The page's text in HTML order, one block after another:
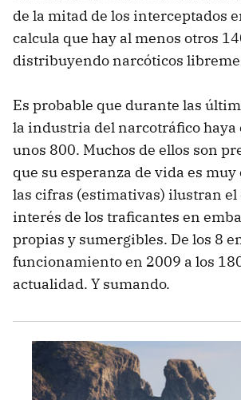
de la mitad de los interceptados
calcula que hay al menos otros
distribuyendo narcóticos
Es probable que durante las
la industria del narcotráfico
unos 800. Muchos de ellos son
que su esperanza de vida es muy
las cifras (estimativas) ilustran el
interés de los traficantes en
propias y sumergibles. De los 8
funcionamiento en 2009 a los
actualidad. Y sumando.